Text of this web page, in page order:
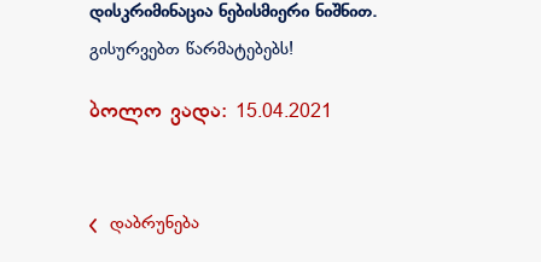
დისკრიმინაცია ნებისმიერი ნიშნით.
გისურვებთ წარმატებებს!
ბოლო ვადა: 15.04.2021
დაბრუნება